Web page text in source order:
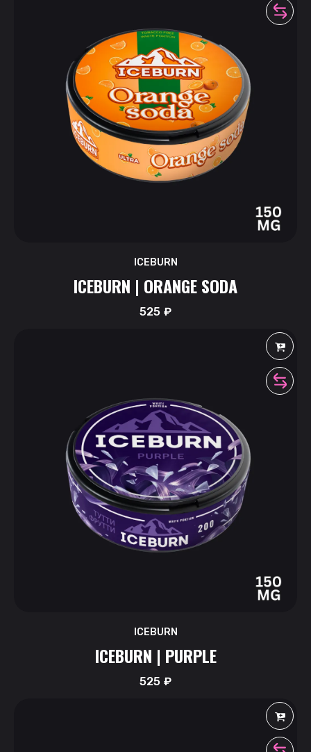
ICEBURN
ICEBURN | ORANGE SODA
525₽
ICEBURN
ICEBURN | PURPLE
525₽